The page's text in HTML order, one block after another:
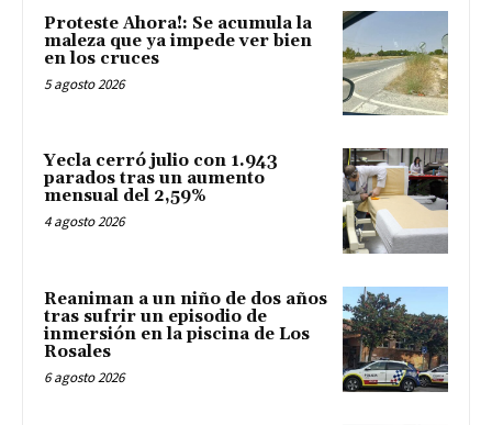
Proteste Ahora!: Se acumula la
maleza que ya impede ver bien
en los cruces
5 agosto 2026
Yecla cerró julio con 1.943
parados tras un aumento
mensual del 2,59%
4 agosto 2026
Reaniman a un niño de dos años
tras sufrir un episodio de
inmersión en la piscina de Los
Rosales
6 agosto 2026